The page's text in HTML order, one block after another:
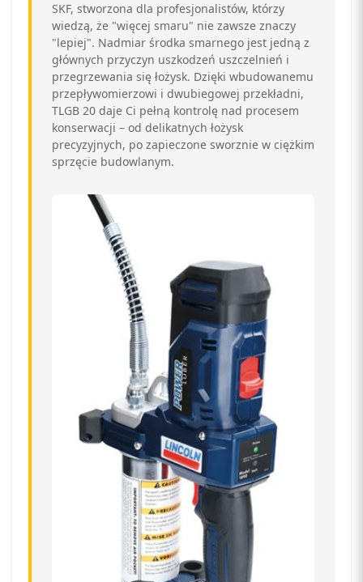
SKF, stworzona dla profesjonalistów, którzy
wiedzą, że "więcej smaru" nie zawsze znaczy
"lepiej". Nadmiar środka smarnego jest jedną z
głównych przyczyn uszkodzeń uszczelnień i
przegrzewania się łożysk. Dzięki wbudowanemu
przepływomierzowi i dwubiegowej przekładni,
TLGB 20 daje Ci pełną kontrolę nad procesem
konserwacji – od delikatnych łożysk
precyzyjnych, po zapieczone sworznie w ciężkim
sprzęcie budowlanym.